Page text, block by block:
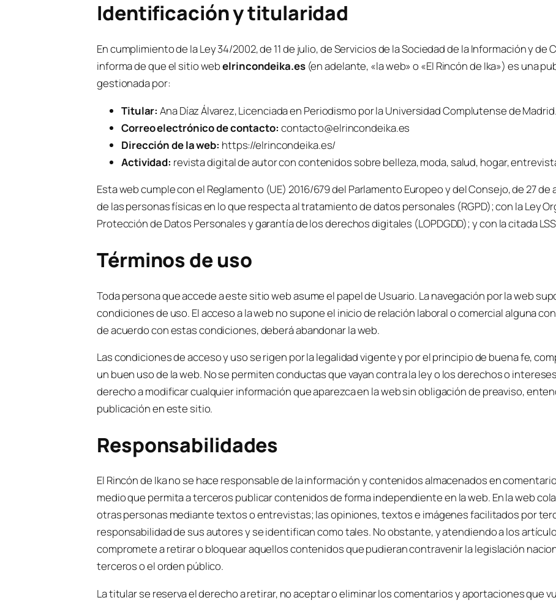
Identificación y titularidad
En cumplimiento de la Ley 34/2002, de 11 de julio, de Servicios de la Sociedad de la Información y de
informa de que el sitio webelrincondeika.es(en adelante, «la web» o «El Rincón de Ika») es una
gestionada por:
Titular: Ana Díaz Álvarez, Licenciada en Periodismo por la Universidad Complutense de Madrid.
Correo electrónico de contacto: contacto@elrincondeika.es
Dirección de la web: https://elrincondeika.es/
Actividad: revista digital de autor con contenidos sobre belleza, moda, salud, hogar,
Esta web cumple con el Reglamento (UE) 2016/679 del Parlamento Europeo y del Consejo, de 27
de las personas físicas en lo que respecta al tratamiento de datos personales (RGPD); con la Ley
Protección de Datos Personales y garantía de los derechos digitales (LOPDGDD); y con la citada
Términos de uso
Toda persona que accede a este sitio web asume el papel de Usuario. La navegación por la web
condiciones de uso. El acceso a la web no supone el inicio de relación laboral o comercial alguna
de acuerdo con estas condiciones, deberá abandonar la web.
Las condiciones de acceso y uso se rigen por la legalidad vigente y por el principio de buena fe,
un buen uso de la web. No se permiten conductas que vayan contra la ley o los derechos o
derecho a modificar cualquier información que aparezca en la web sin obligación de preaviso,
publicación en este sitio.
Responsabilidades
El Rincón de Ika no se hace responsable de la información y contenidos almacenados en
medio que permita a terceros publicar contenidos de forma independiente en la web. En la web
otras personas mediante textos o entrevistas; las opiniones, textos e imágenes facilitados por
responsabilidad de sus autores y se identifican como tales. No obstante, y atendiendo a los artículos
compromete a retirar o bloquear aquellos contenidos que pudieran contravenir la legislación
terceros o el orden público.
La titular se reserva el derecho a retirar, no aceptar o eliminar los comentarios y aportaciones que